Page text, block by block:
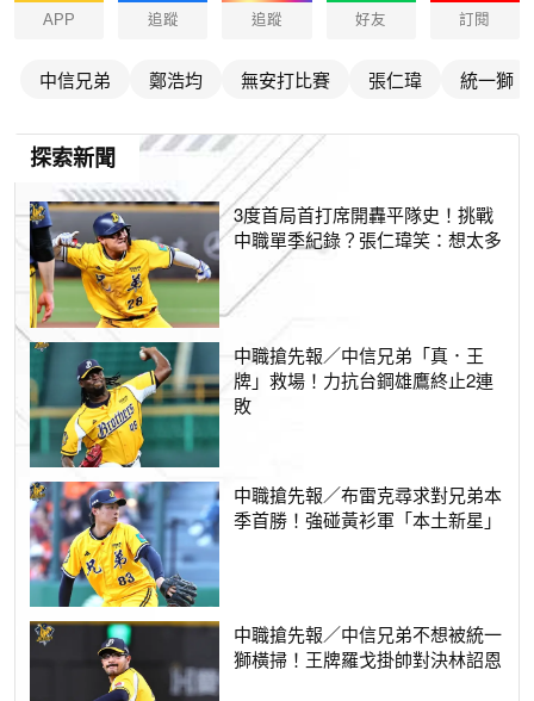
APP 追蹤 追蹤 好友 訂閱
中信兄弟 鄭浩均 無安打比賽 張仁瑋 統一獅
探索新聞
3度首局首打席開轟平隊史！挑戰
中職單季紀錄？張仁瑋笑：想太多
中職搶先報／中信兄弟「真．王
牌」救場！力抗台鋼雄鷹終止2連
敗
中職搶先報／布雷克尋求對兄弟本
季首勝！強碰黃衫軍「本土新星」
中職搶先報／中信兄弟不想被統一
獅橫掃！王牌羅戈掛帥對決林詔恩